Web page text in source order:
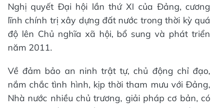
Nghị quyết Đại hội lần thứ XI của Đảng, cương
lĩnh chính trị xây dựng đất nước trong thời kỳ quá
độ lên Chủ nghĩa xã hội, bổ sung và phát triển
năm 2011.
Về đảm bảo an ninh trật tự, chủ động chỉ đạo,
nắm chắc tình hình, kịp thời tham mưu với Đảng,
Nhà nước nhiều chủ trương, giải pháp cơ bản, có